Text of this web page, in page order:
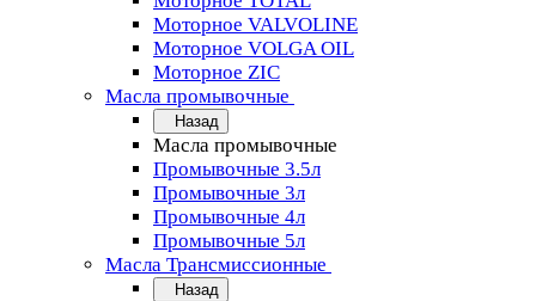
Моторное VALVOLINE
Моторное VOLGA OIL
Моторное ZIC
Масла промывочные
Назад
Масла промывочные
Промывочные 3.5л
Промывочные 3л
Промывочные 4л
Промывочные 5л
Масла Трансмиссионные
Назад